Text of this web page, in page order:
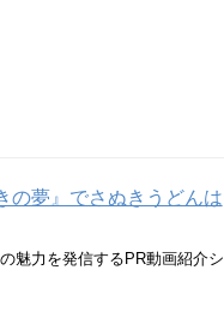
の夢』でさぬきうどんは
魅力を発信するPR動画紹介シ